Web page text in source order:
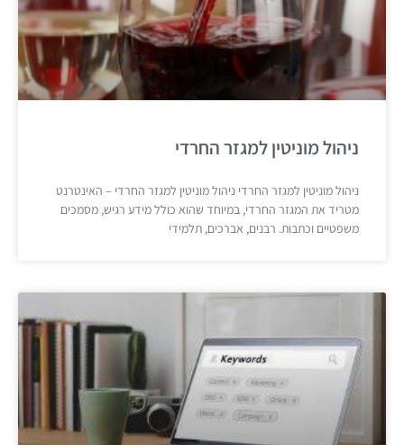
ניהול מוניטין למגזר החרדי
ניהול מוניטין למגזר החרדי ניהול מוניטין למגזר החרדי – האינטרנט
מטריד את המגזר החרדי, במיוחד שהוא כולל מידע רגיש, מסמכים
משפטיים וכתבות. רבנים, אברכים, תלמידי